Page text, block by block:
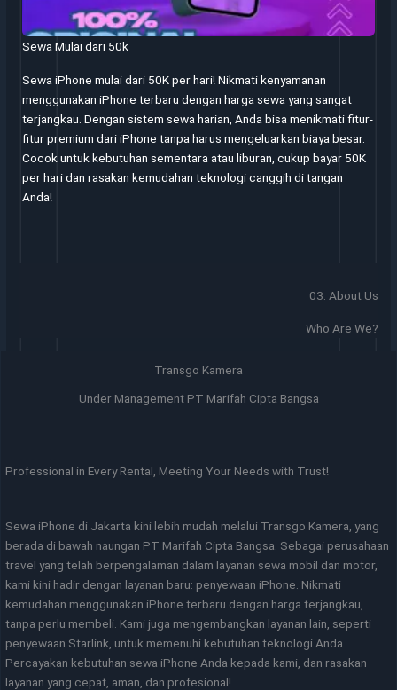
Sewa Mulai dari 50k
Sewa iPhone mulai dari 50K per hari! Nikmati kenyamanan
menggunakan iPhone terbaru dengan harga sewa yang sangat
terjangkau. Dengan sistem sewa harian, Anda bisa menikmati fitur-
fitur premium dari iPhone tanpa harus mengeluarkan biaya besar.
Cocok untuk kebutuhan sementara atau liburan, cukup bayar 50K
per hari dan rasakan kemudahan teknologi canggih di tangan
Anda!
03. About Us
Who Are We?
Transgo Kamera
Under Management PT Marifah Cipta Bangsa
Professional in Every Rental, Meeting Your Needs with Trust!
Sewa iPhone di Jakarta kini lebih mudah melalui Transgo Kamera, yang
berada di bawah naungan PT Marifah Cipta Bangsa. Sebagai perusahaan
travel yang telah berpengalaman dalam layanan sewa mobil dan motor,
kami kini hadir dengan layanan baru: penyewaan iPhone. Nikmati
kemudahan menggunakan iPhone terbaru dengan harga terjangkau,
tanpa perlu membeli. Kami juga mengembangkan layanan lain, seperti
penyewaan Starlink, untuk memenuhi kebutuhan teknologi Anda.
Percayakan kebutuhan sewa iPhone Anda kepada kami, dan rasakan
layanan yang cepat, aman, dan profesional!